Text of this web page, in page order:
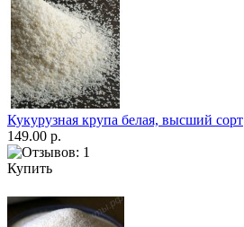
Кукурузная крупа белая, высший сорт
149.00 р.
Купить